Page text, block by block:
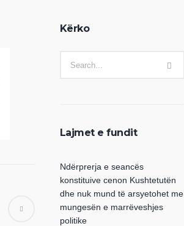
Kërko
Lajmet e fundit
Ndërprerja e seancës
konstituive cenon Kushtetutën
dhe nuk mund të arsyetohet me
mungesën e marrëveshjes
politike